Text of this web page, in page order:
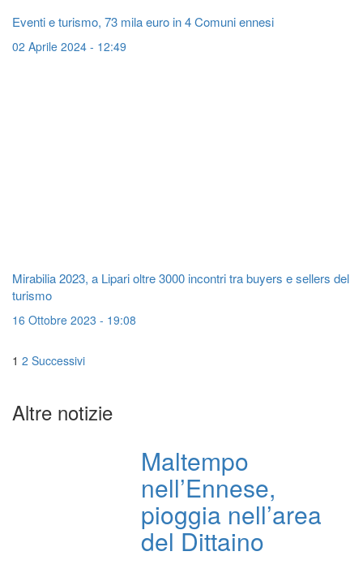
Eventi e turismo, 73 mila euro in 4 Comuni ennesi
02 Aprile 2024 - 12:49
Mirabilia 2023, a Lipari oltre 3000 incontri tra buyers e sellers del
turismo
16 Ottobre 2023 - 19:08
Navigazione
1 2 Successivi
Altre notizie
Maltempo
nell’Ennese,
pioggia nell’area
del Dittaino